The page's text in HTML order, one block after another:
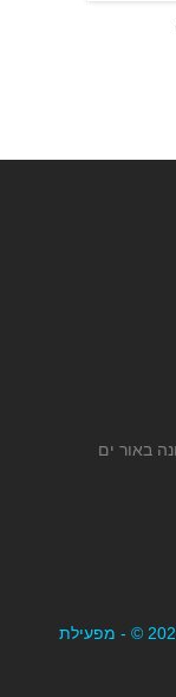
באור ים
כל הזכויות שמורות לאבולוציה עסקית בע"מ 2026 © - מפעילת